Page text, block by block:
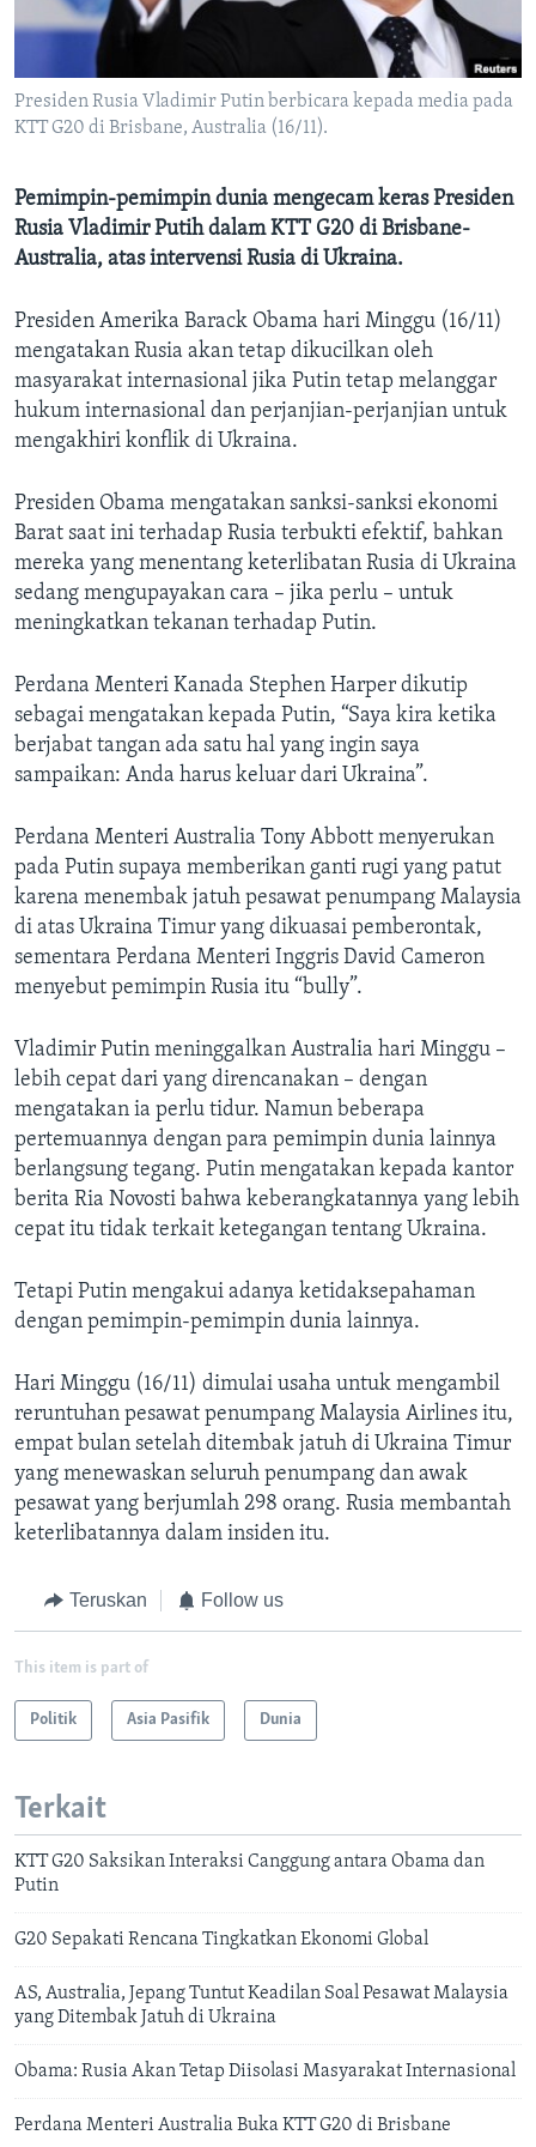
Presiden Rusia Vladimir Putin berbicara kepada media pada
KTT G20 di Brisbane, Australia (16/11).
Pemimpin-pemimpin dunia mengecam keras Presiden
Rusia Vladimir Putih dalam KTT G20 di Brisbane-
Australia, atas intervensi Rusia di Ukraina.
Presiden Amerika Barack Obama hari Minggu (16/11)
mengatakan Rusia akan tetap dikucilkan oleh
masyarakat internasional jika Putin tetap melanggar
hukum internasional dan perjanjian-perjanjian untuk
mengakhiri konflik di Ukraina.
Presiden Obama mengatakan sanksi-sanksi ekonomi
Barat saat ini terhadap Rusia terbukti efektif, bahkan
mereka yang menentang keterlibatan Rusia di Ukraina
sedang mengupayakan cara – jika perlu – untuk
meningkatkan tekanan terhadap Putin.
Perdana Menteri Kanada Stephen Harper dikutip
sebagai mengatakan kepada Putin, “Saya kira ketika
berjabat tangan ada satu hal yang ingin saya
sampaikan: Anda harus keluar dari Ukraina”.
Perdana Menteri Australia Tony Abbott menyerukan
pada Putin supaya memberikan ganti rugi yang patut
karena menembak jatuh pesawat penumpang Malaysia
di atas Ukraina Timur yang dikuasai pemberontak,
sementara Perdana Menteri Inggris David Cameron
menyebut pemimpin Rusia itu “bully”.
Vladimir Putin meninggalkan Australia hari Minggu –
lebih cepat dari yang direncanakan – dengan
mengatakan ia perlu tidur. Namun beberapa
pertemuannya dengan para pemimpin dunia lainnya
berlangsung tegang. Putin mengatakan kepada kantor
berita Ria Novosti bahwa keberangkatannya yang lebih
cepat itu tidak terkait ketegangan tentang Ukraina.
Tetapi Putin mengakui adanya ketidaksepahaman
dengan pemimpin-pemimpin dunia lainnya.
Hari Minggu (16/11) dimulai usaha untuk mengambil
reruntuhan pesawat penumpang Malaysia Airlines itu,
empat bulan setelah ditembak jatuh di Ukraina Timur
yang menewaskan seluruh penumpang dan awak
pesawat yang berjumlah 298 orang. Rusia membantah
keterlibatannya dalam insiden itu.
Teruskan Follow us
This item is part of
Politik Asia Pasifik Dunia
Terkait
KTT G20 Saksikan Interaksi Canggung antara Obama dan
Putin
G20 Sepakati Rencana Tingkatkan Ekonomi Global
AS, Australia, Jepang Tuntut Keadilan Soal Pesawat Malaysia
yang Ditembak Jatuh di Ukraina
Obama: Rusia Akan Tetap Diisolasi Masyarakat Internasional
Perdana Menteri Australia Buka KTT G20 di Brisbane